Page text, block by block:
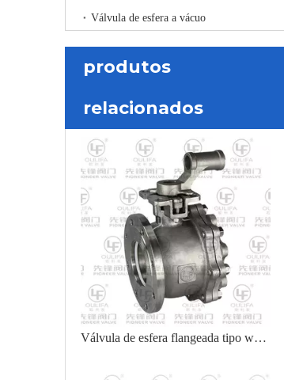
Válvula de esfera a vácuo
produtos
relacionados
Válvula de esfera flangeada tipo wafer de curta distância